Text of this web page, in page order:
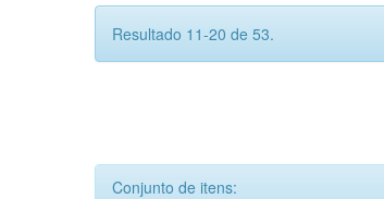
Resultado 11-20 de 53.
Conjunto de itens: